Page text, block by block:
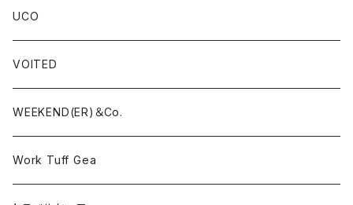
UCO
VOITED
WEEKEND(ER)＆Co.
Work Tuff Gea